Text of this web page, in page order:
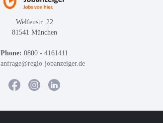
Welfenstr. 22
81541 München
Phone: 0800 - 4161411
anfrage@regio-jobanzeiger.de